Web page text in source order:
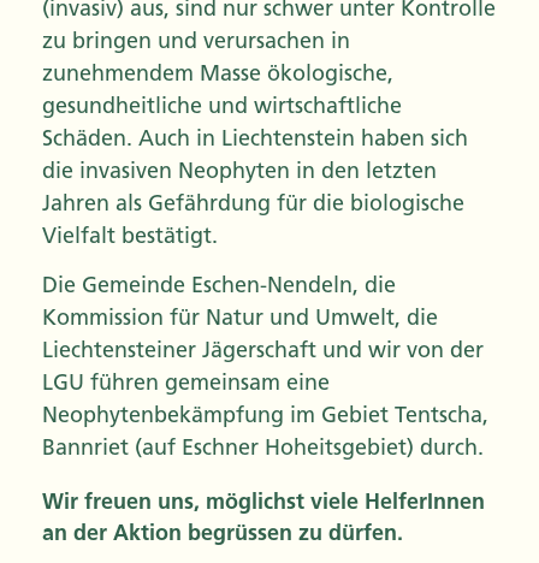
(invasiv) aus, sind nur schwer unter Kontrolle
zu bringen und verursachen in
zunehmendem Masse ökologische,
gesundheitliche und wirtschaftliche
Schäden. Auch in Liechtenstein haben sich
die invasiven Neophyten in den letzten
Jahren als Gefährdung für die biologische
Vielfalt bestätigt.
Die Gemeinde Eschen-Nendeln, die
Kommission für Natur und Umwelt, die
Liechtensteiner Jägerschaft und wir von der
LGU führen gemeinsam eine
Neophytenbekämpfung im Gebiet Tentscha,
Bannriet (auf Eschner Hoheitsgebiet) durch.
Wir freuen uns, möglichst viele HelferInnen
an der Aktion begrüssen zu dürfen.